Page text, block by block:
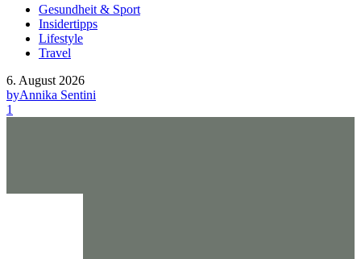
Gesundheit & Sport
Insidertipps
Lifestyle
Travel
6. August 2026
byAnnika Sentini
1